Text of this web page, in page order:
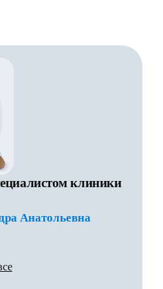
клиники
Анатольевна